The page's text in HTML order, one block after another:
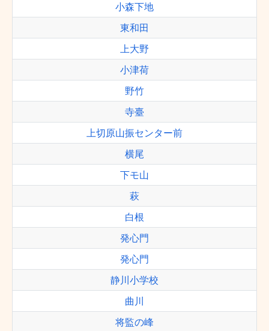
小森下地
東和田
上大野
小津荷
野竹
寺臺
上切原山振センター前
横尾
下モ山
萩
白根
発心門
発心門
静川小学校
曲川
将監の峰